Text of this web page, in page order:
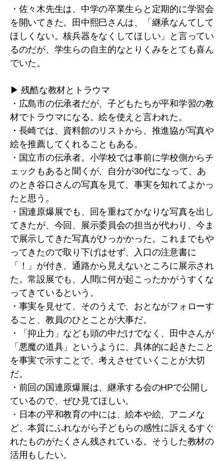
・佐々木先生は、中学の卒業生らと定期的に学習会
を開いてきた。田中熙巳さんは、「継承なんてして
ほしくない。核兵器をなくしてほしい」と言ってい
るのだが、学生らの自主的なとりくみをとても喜ん
でいた。
▶ 残酷な教材とトラウマ
・広島市の伝承者だが、子どもたちが平和学習の教
材でトラウマになる。絵を使えと言われた。
・長崎では、資料館のリストから、推進協が写真や
絵を推薦してくれることもある。
・国立市の伝承者。小学校では事前に学校側からチ
ェックもあると聞くが、自分が30代になって、あ
のとき谷口さんの写真を見て、事実を知れてよかっ
たと思う。
・国連原爆展でも、回を重ねてかなりな写真を出し
てきたが、今回、展示委員会の担当が代わり、今ま
で展示してきた写真がひっかかった。これまでもや
ってきたので取り下げはせず、入口の注意書に
「！」が付き、通路から見えないところに展示され
た。常設展でも、人間に何が起こったかがうすくな
ってきているという。
・事実を見せて、そのうえで、おとながフォローす
ること、教員のひとことが大事だ。
・「抑止力」なども頭の中だけでなく、田中さんが
「悪魔の道具」というように、具体的に起きたこと
を事実で示すことで、考えさせていくことが大切
だ。
・前回の国連原爆展は、継承する会のHPで公開し
ているので、ぜひ見てほしい。
・日本の平和教育の中には、絵本や絵、アニメな
ど、本質にふれながら子どもらの感性に訴えるすぐ
れたものがたくさん残されている。そうした教材の
活用もしたい。